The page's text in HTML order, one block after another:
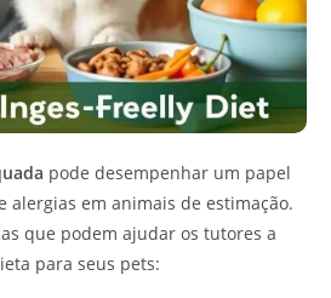
pode desempenhar um papel
alergias em animais de estimação.
que podem ajudar os tutores a
para seus pets: